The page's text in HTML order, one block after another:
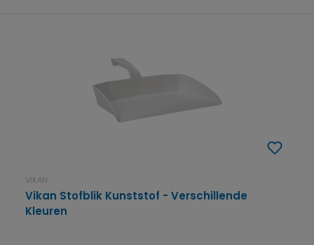
VIKAN
Vikan Stofblik Kunststof - Verschillende
Kleuren